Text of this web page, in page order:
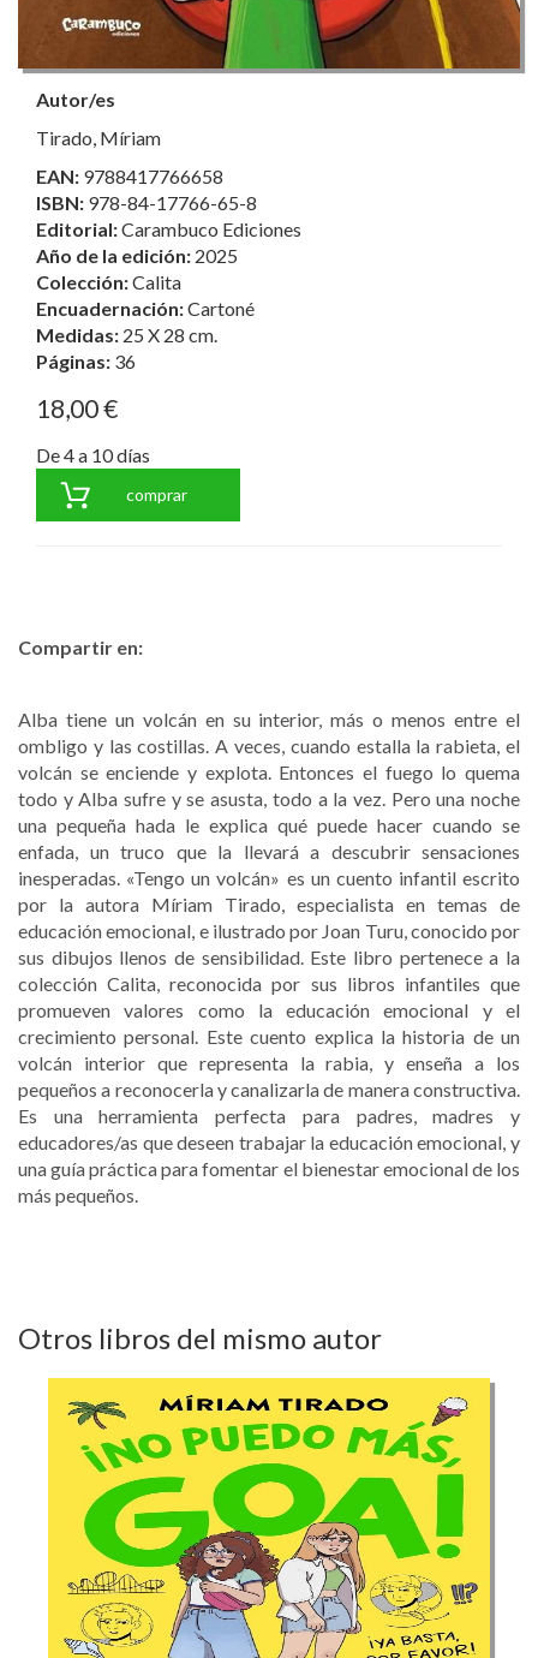
Autor/es
Tirado, Míriam
EAN: 9788417766658
ISBN: 978-84-17766-65-8
Editorial:Carambuco Ediciones
Año de la edición: 2025
Colección:Calita
Encuadernación:Cartoné
Medidas: 25 X 28 cm.
Páginas: 36
18,00 €
De 4 a 10 días
comprar
Compartir en:
Alba tiene un volcán en su interior, más o menos entre el
ombligo y las costillas. A veces, cuando estalla la rabieta, el
volcán se enciende y explota. Entonces el fuego lo quema
todo y Alba sufre y se asusta, todo a la vez. Pero una noche
una pequeña hada le explica qué puede hacer cuando se
enfada, un truco que la llevará a descubrir sensaciones
inesperadas. «Tengo un volcán» es un cuento infantil escrito
por la autora Míriam Tirado, especialista en temas de
educación emocional, e ilustrado por Joan Turu, conocido por
sus dibujos llenos de sensibilidad. Este libro pertenece a la
colección Calita, reconocida por sus libros infantiles que
promueven valores como la educación emocional y el
crecimiento personal. Este cuento explica la historia de un
volcán interior que representa la rabia, y enseña a los
pequeños a reconocerla y canalizarla de manera constructiva.
Es una herramienta perfecta para padres, madres y
educadores/as que deseen trabajar la educación emocional, y
una guía práctica para fomentar el bienestar emocional de los
más pequeños.
Otros libros del mismo autor